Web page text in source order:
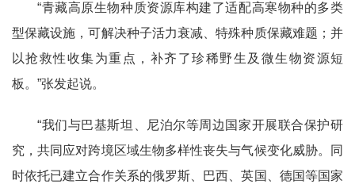
“青藏高原生物种质资源库构建了适配高寒物种的多类
型保藏设施，可解决种子活力衰减、特殊种质保藏难题；并
以抢救性收集为重点，补齐了珍稀野生及微生物资源短
板。”张发起说。
“我们与巴基斯坦、尼泊尔等周边国家开展联合保护研
究，共同应对跨境区域生物多样性丧失与气候变化威胁。同
时依托已建立合作关系的俄罗斯、巴西、英国、德国等国家